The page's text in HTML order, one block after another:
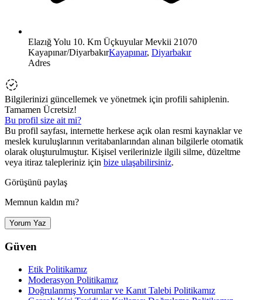
Elazığ Yolu 10. Km Üçkuyular Mevkii 21070
Kayapınar/DiyarbakırKayapınar, Diyarbakır
Adres
Bilgilerinizi güncellemek ve yönetmek için profili sahiplenin.
Tamamen Ücretsiz!
Bu profil size ait mi?
Bu profil sayfası, internette herkese açık olan resmi kaynaklar ve
meslek kuruluşlarının veritabanlarından alınan bilgilerle otomatik
olarak oluşturulmuştur. Kişisel verilerinizle ilgili silme, düzeltme
veya itiraz talepleriniz için bize ulaşabilirsiniz.
Görüşünü paylaş
Memnun kaldın mı?
Yorum Yaz
Güven
Etik Politikamız
Moderasyon Politikamız
Doğrulanmış Yorumlar ve Kanıt Talebi Politikamız